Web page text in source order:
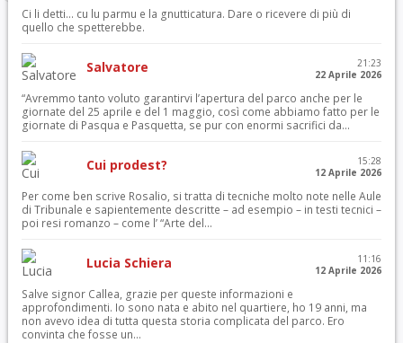
Ci li detti… cu lu parmu e la gnutticatura. Dare o ricevere di più di
quello che spetterebbe.
Salvatore
21:23
22 Aprile 2026
“Avremmo tanto voluto garantirvi l’apertura del parco anche per le
giornate del 25 aprile e del 1 maggio, così come abbiamo fatto per le
giornate di Pasqua e Pasquetta, se pur con enormi sacrifici da...
Cui prodest?
15:28
12 Aprile 2026
Per come ben scrive Rosalio, si tratta di tecniche molto note nelle Aule
di Tribunale e sapientemente descritte – ad esempio – in testi tecnici –
poi resi romanzo – come l’ “Arte del...
Lucia Schiera
11:16
12 Aprile 2026
Salve signor Callea, grazie per queste informazioni e
approfondimenti. Io sono nata e abito nel quartiere, ho 19 anni, ma
non avevo idea di tutta questa storia complicata del parco. Ero
convinta che fosse un...